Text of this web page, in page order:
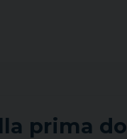
prima